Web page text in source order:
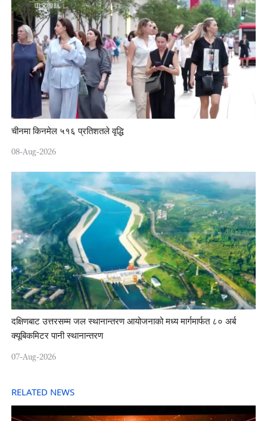
चीनमा किनमेल ५१६ प्रतिशतले वृद्धि
08-Aug-2026
दक्षिणबाट उत्तरसम्म जल स्थानान्तरण आयोजनाको मध्य मार्गमार्फत ८० अर्ब
क्यूबिकमिटर पानी स्थानान्तरण
07-Aug-2026
RELATED NEWS